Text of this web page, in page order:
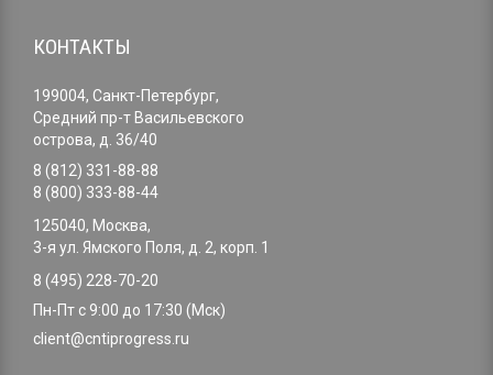
КОНТАКТЫ
199004, Санкт-Петербург,
Средний пр-т Васильевского
острова, д. 36/40
8 (812) 331-88-88
8 (800) 333-88-44
125040, Москва,
3-я ул. Ямского Поля, д. 2, корп. 1
8 (495) 228-70-20
Пн-Пт с 9:00 до 17:30 (Мск)
client@cntiprogress.ru